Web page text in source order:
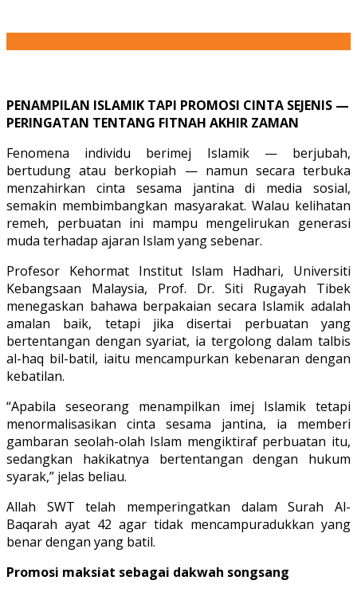
PENAMPILAN ISLAMIK TAPI PROMOSI CINTA SEJENIS —
PERINGATAN TENTANG FITNAH AKHIR ZAMAN
Fenomena individu berimej Islamik — berjubah,
bertudung atau berkopiah — namun secara terbuka
menzahirkan cinta sesama jantina di media sosial,
semakin membimbangkan masyarakat. Walau kelihatan
remeh, perbuatan ini mampu mengelirukan generasi
muda terhadap ajaran Islam yang sebenar.
Profesor Kehormat Institut Islam Hadhari, Universiti
Kebangsaan Malaysia, Prof. Dr. Siti Rugayah Tibek
menegaskan bahawa berpakaian secara Islamik adalah
amalan baik, tetapi jika disertai perbuatan yang
bertentangan dengan syariat, ia tergolong dalam talbis
al-haq bil-batil, iaitu mencampurkan kebenaran dengan
kebatilan.
“Apabila seseorang menampilkan imej Islamik tetapi
menormalisasikan cinta sesama jantina, ia memberi
gambaran seolah-olah Islam mengiktiraf perbuatan itu,
sedangkan hakikatnya bertentangan dengan hukum
syarak,” jelas beliau.
Allah SWT telah memperingatkan dalam Surah Al-
Baqarah ayat 42 agar tidak mencampuradukkan yang
benar dengan yang batil.
Promosi maksiat sebagai dakwah songsang